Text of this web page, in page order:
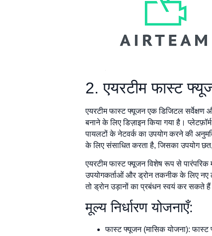
2. एयरटीम फास्ट
एयरटीम फास्ट फ्यूजन एक डिजिटल सर्वेक्षण
बनाने के लिए डिज़ाइन किया गया है।
पायलटों के नेटवर्क का उपयोग करने की
के लिए संसाधित करता है, जिसका उपयोग
एयरटीम फास्ट फ्यूजन विशेष रूप से पारंपरिक
उपयोगकर्ताओं और ड्रोन तकनीक के लिए नए
तो ड्रोन उड़ानों का प्रबंधन स्वयं कर सकते
मूल्य निर्धारण योजनाएँ:
फास्ट फ्यूजन (मासिक योजना): फास्ट